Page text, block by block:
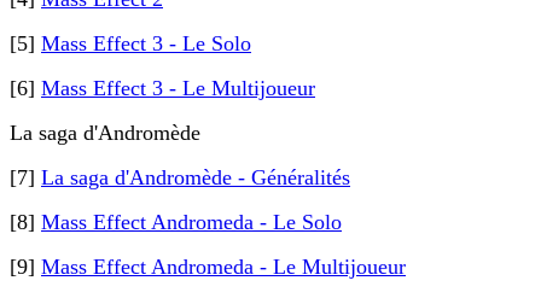
[5] Mass Effect 3 - Le Solo
[6] Mass Effect 3 - Le Multijoueur
La saga d'Andromède
[7] La saga d'Andromède - Généralités
[8] Mass Effect Andromeda - Le Solo
[9] Mass Effect Andromeda - Le Multijoueur